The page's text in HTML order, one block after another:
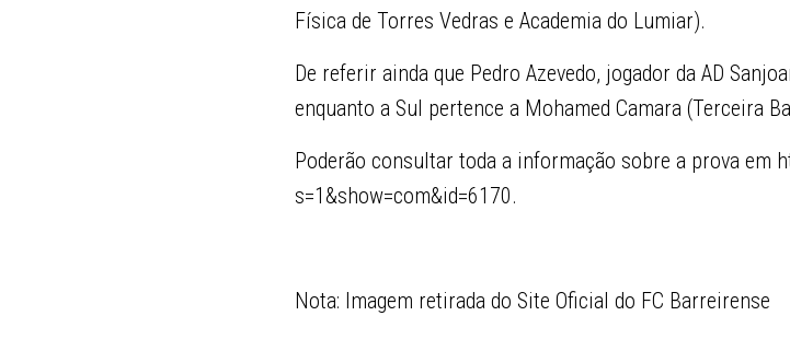
Física de Torres Vedras e Academia do Lumiar).
De referir ainda que Pedro Azevedo, jogador da AD
enquanto a Sul pertence a Mohamed Camara (Terceira
Poderão consultar toda a informação sobre a prova em
s=1&show=com&id=6170.
Nota: Imagem retirada do Site Oficial do FC Barreirense